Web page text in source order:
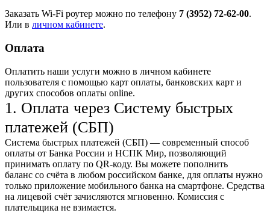
Заказать Wi-Fi роутер можно по телефону 7 (3952) 72-62-00.
Или в личном кабинете.
Оплата
Оплатить наши услуги можно в личном кабинете
пользователя с помощью карт оплаты, банковских карт и
других способов оплаты online.
1. Оплата через Систему быстрых
платежей (СБП)
Система быстрых платежей (СБП) — современный способ
оплаты от Банка России и НСПК Мир, позволяющий
принимать оплату по QR-коду. Вы можете пополнить
баланс со счёта в любом российском банке, для оплаты нужно
только приложение мобильного банка на смартфоне. Средства
на лицевой счёт зачисляются мгновенно. Комиссия с
плательщика не взимается.